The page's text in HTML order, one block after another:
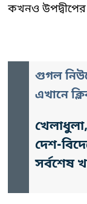
কখনও উপদ্বীপের
গুগল
এখানে
দেশ-
সর্বশেষ